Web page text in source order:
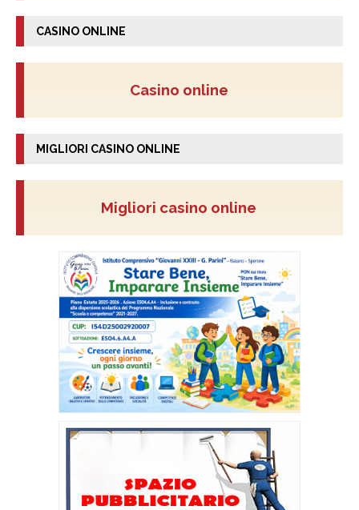
CASINO ONLINE
Casino online
MIGLIORI CASINO ONLINE
Migliori casino online